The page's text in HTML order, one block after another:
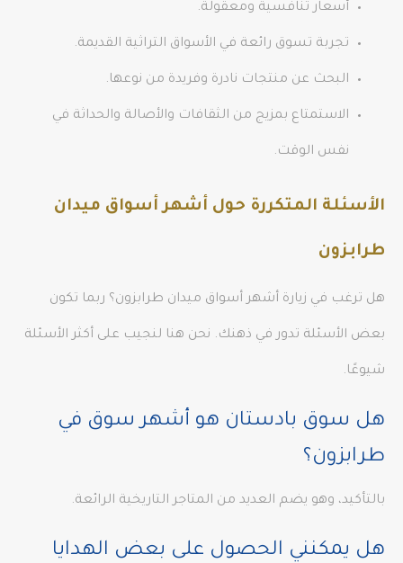
أسعار تنافسية ومعقولة.
تجربة تسوق رائعة في الأسواق التراثية القديمة.
البحث عن منتجات نادرة وفريدة من نوعها.
الاستمتاع بمزيج من الثقافات والأصالة والحداثة في
نفس الوقت.
الأسئلة المتكررة حول أشهر أسواق ميدان
طرابزون
هل ترغب في زيارة أشهر أسواق ميدان طرابزون؟ ربما تكون
بعض الأسئلة تدور في ذهنك. نحن هنا لنجيب على أكثر الأسئلة
شيوعًا.
هل سوق بادستان هو أشهر سوق في
طرابزون؟
بالتأكيد، وهو يضم العديد من المتاجر التاريخية الرائعة.
هل يمكنني الحصول على بعض الهدايا